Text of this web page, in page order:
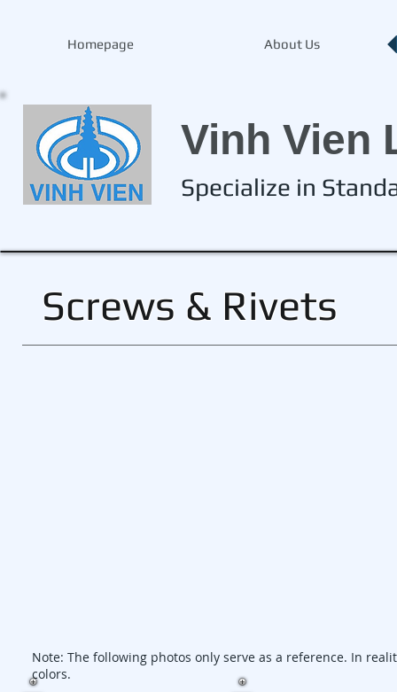
Homepage About Us
Vinh Vien
Specialize in
Screws & Rivets
Note: The following photos only serve as a reference. In
colors.